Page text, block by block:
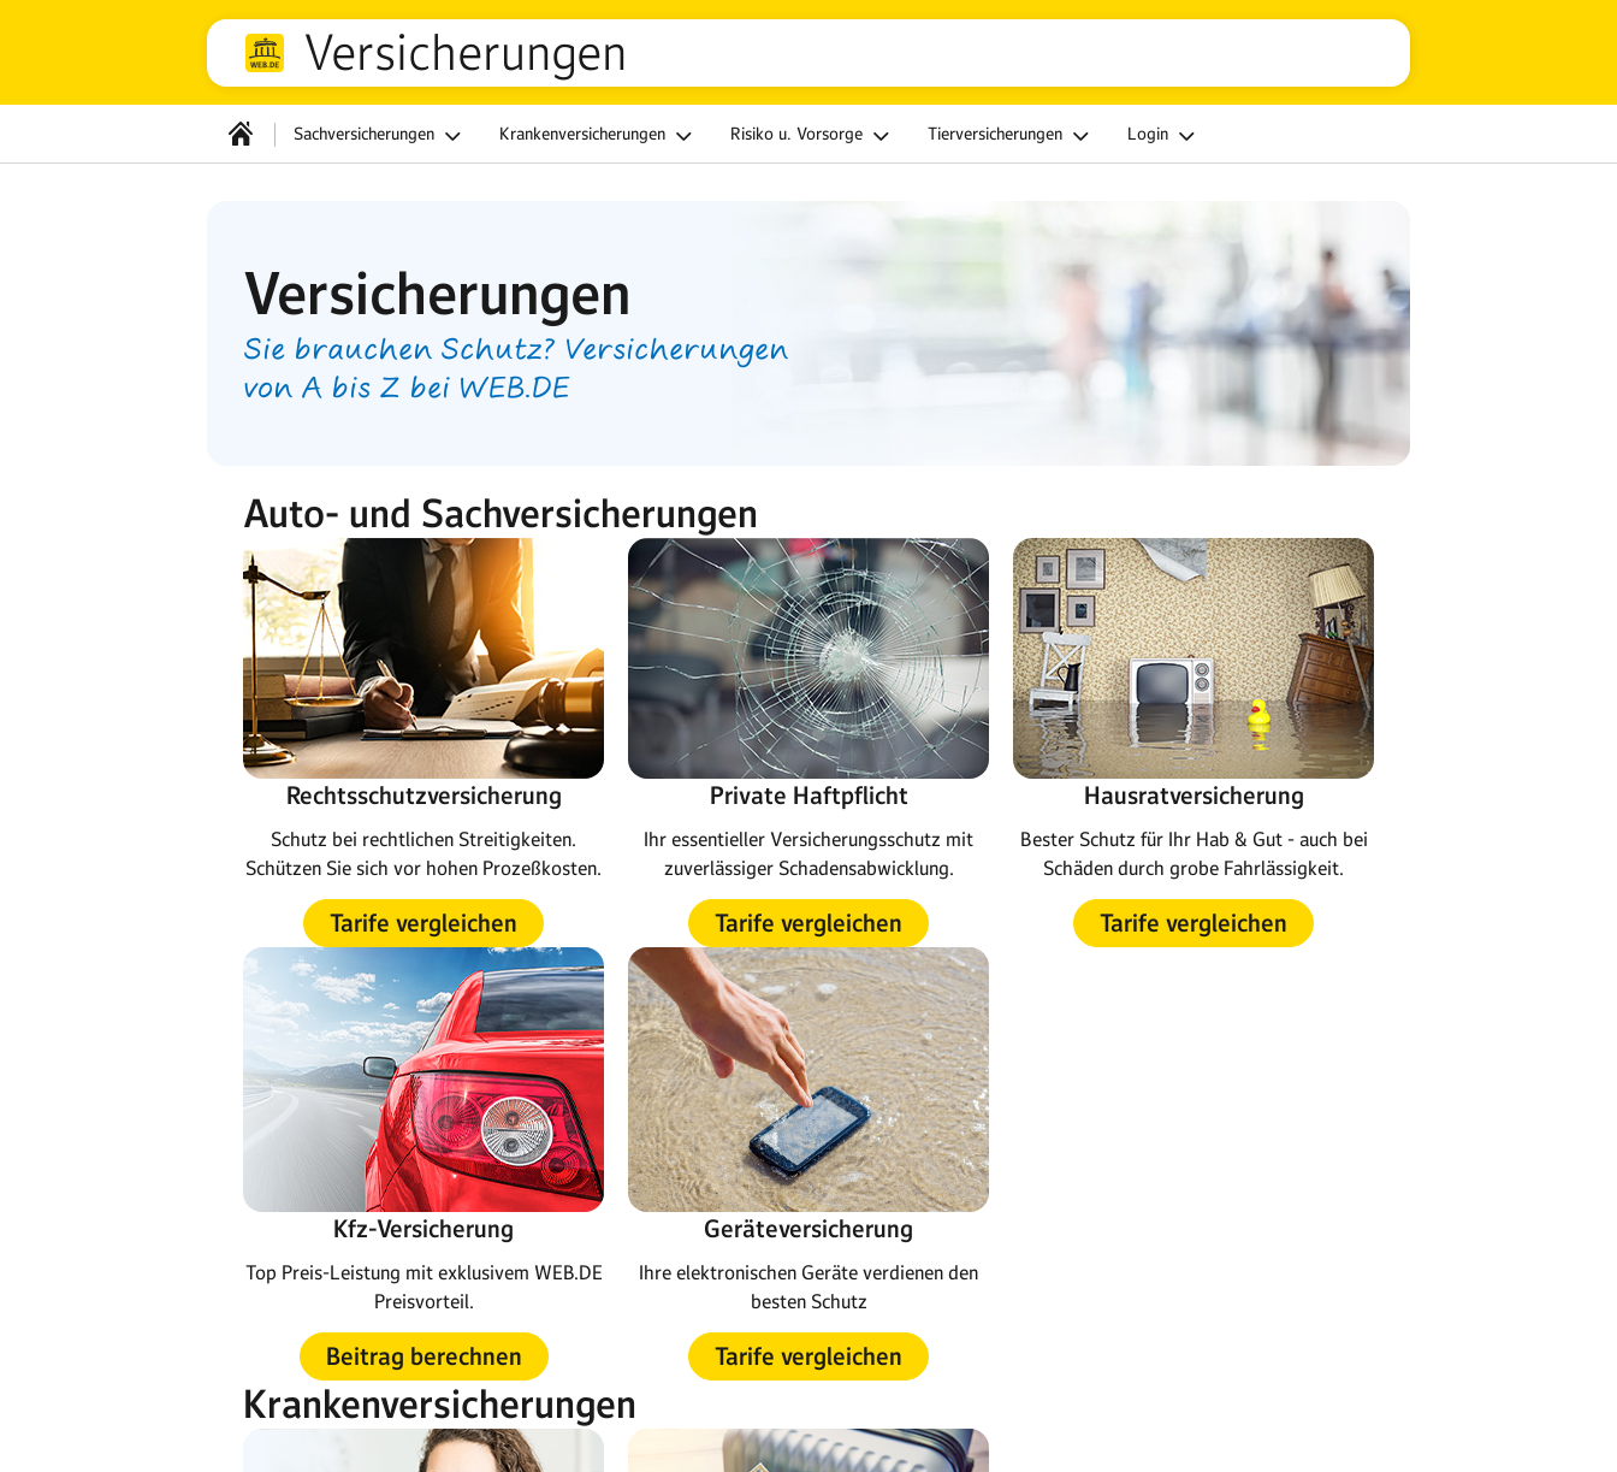
Versicherungen
Sachversicherungen Krankenversicherungen Risiko u. Vorsorge Tierversicherungen Login
Versicherungen
Sie brauchen Schutz? Versicherungen
von A bis Z bei WEB.DE
Auto- und Sachversicherungen
Rechtsschutzversicherung
Schutz bei rechtlichen Streitigkeiten.
Schützen Sie sich vor hohen Prozeßkosten.
Tarife vergleichen
Private Haftpflicht
Ihr essentieller Versicherungsschutz mit
zuverlässiger Schadensabwicklung.
Tarife vergleichen
Hausratversicherung
Bester Schutz für Ihr Hab & Gut - auch bei
Schäden durch grobe Fahrlässigkeit.
Tarife vergleichen
Kfz-Versicherung
Top Preis-Leistung mit exklusivem WEB.DE
Preisvorteil.
Beitrag berechnen
Geräteversicherung
Ihre elektronischen Geräte verdienen den
besten Schutz
Tarife vergleichen
Krankenversicherungen